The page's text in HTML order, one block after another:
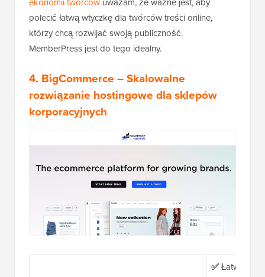
polecić łatwą wtyczkę dla twórców treści online,
którzy chcą rozwijać swoją publiczność.
MemberPress jest do tego idealny.
4. BigCommerce – Skalowalne
rozwiązanie hostingowe dla sklepów
korporacyjnych
✅Łatwa